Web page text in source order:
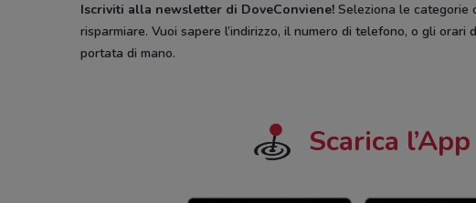
Iscriviti alla newsletter di DoveConviene! Seleziona le categorie
risparmiare. Vuoi sapere l’indirizzo, il numero di telefono, o gli
portata di mano.
Scarica l’App